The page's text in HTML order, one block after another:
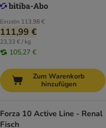
Einzeln 113,98 €
111,99 €
23,33 € / kg
105,27 €
Zum Warenkorb
hinzufügen
Forza 10 Active Line - Renal
Fisch